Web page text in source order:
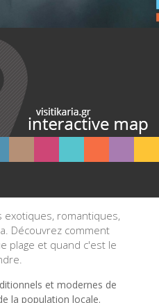
exotiques, romantiques,
Découvrez comment
plage et quand c'est le
et modernes de
la population locale.